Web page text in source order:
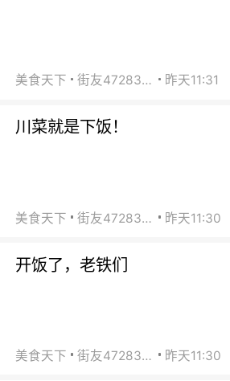
美食天下 街友472838572 昨天11:31
川菜就是下饭！
美食天下 街友472838572 昨天11:30
开饭了，老铁们
美食天下 街友472838572 昨天11:30